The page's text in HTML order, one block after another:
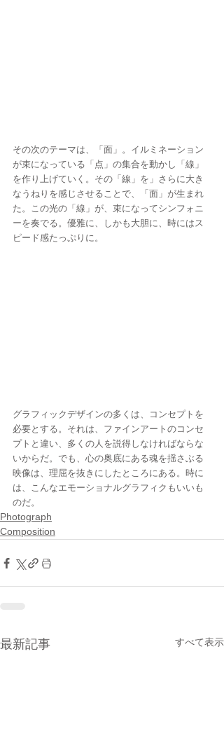
その次のテーマは、「面」。イルミネーション
が束になっている「点」の集合を動かし「線」
を作り上げていく。その「線」を」さらに大き
なうねりを感じさせることで、「面」が生まれ
た。この光の「線」が、束になってシンフォニ
ーを奏でる。優雅に、しかも大胆に、時にはス
ピード感たっぷりに。
グラフィックデザインの多くは、コンセプトを
必要とする。それは、ファインアートのコンセ
プトと違い、多くの人を説得しなければならな
いからだ。でも、心の奥底にある魂を揺さぶる
映像は、理屈を抜きにしたところにある。時に
は、こんなエモーショナルグラフィクもいいも
のだ。
Photograph
Composition
最新記事 すべて表示